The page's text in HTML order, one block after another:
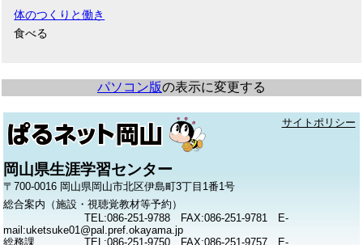
体のつくりと働き
食べる
パソコン版の表示に変更する
サイトポリシー
岡山県生涯学習センター
〒700-0016 岡山県岡山市北区伊島町3丁目1番1号
総合案内（施設・視聴覚教材等予約）
TEL:086-251-9788 FAX:086-251-9781 E-
mail:uketsuke01@pal.pref.okayama.jp
総務課
TEL:086-251-9750 FAX:086-251-9757 E-